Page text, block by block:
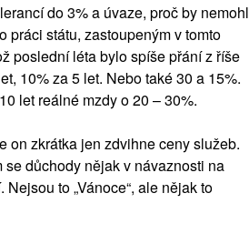
do 3% a úvaze, proč by nemohl
práci státu, zastoupeným v tomto
poslední léta bylo spíše přání z říše
10% za 5 let. Nebo také 30 a 15%.
let reálné mzdy o 20 – 30%.
on zkrátka jen zdvihne ceny služeb.
důchody nějak v návaznosti na
to „Vánoce“, ale nějak to